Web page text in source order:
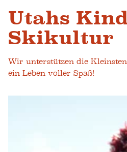
Utahs
Skikultur
Wir unterstützen die
ein Leben voller Spaß!